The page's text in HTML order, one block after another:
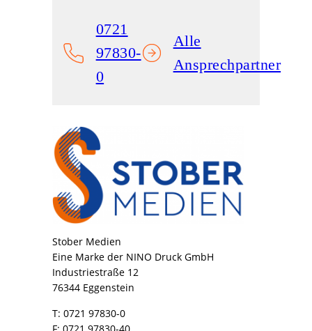
0721
97830-
0
Alle
Ansprechpartner
Stober Medien
Eine Marke der NINO Druck GmbH
Industriestraße 12
76344 Eggenstein
T: 0721 97830-0
F: 0721 97830-40